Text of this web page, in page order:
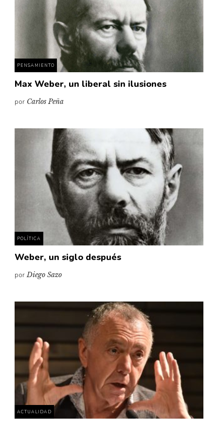
Pensamiento ilustrado
Personajes secundarios
Política
Relecturas
Voces y lecturas
PENSAMIENTO
Max Weber, un liberal sin ilusiones
por Carlos Peña
POLÍTICA
Weber, un siglo después
porDiego Sazo
ACTUALIDAD